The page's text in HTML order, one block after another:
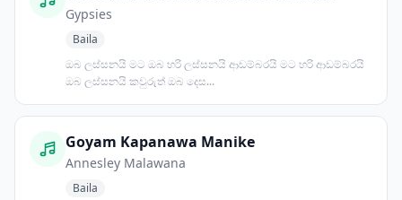
Gypsies
Baila
ඔබ ලස්සනයි මට ඔබ හරි ලස්සනයි ආඩම්බරයි මට හරි ආඩම්බරයි
ඔබ ලස්සනයි කවුරුත් ඔබ දෙස...
Goyam Kapanawa Manike
Annesley Malawana
Baila